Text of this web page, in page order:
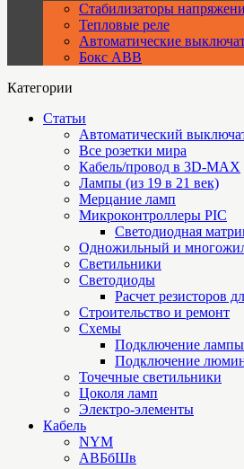
Стабилизаторы
Тепловые реле
Автоматические
Бокс ABB
Категории
Статьи
Автоматический
Все розетки мира
Кабель/провод в 3D-MAX
Лампы (из 19 в 21 век)
Мерцание ламп
Микроконтроллеры PIC
Cветодиодная
Одножильный и
Светильники
Светодиоды
Расчет резисторов
Строительство и ремонт
Схемы
Подключение
Подключение
Точечные светильники
Цоколя ламп
Электро-элементы
Кабель
NYM
АВБбШв